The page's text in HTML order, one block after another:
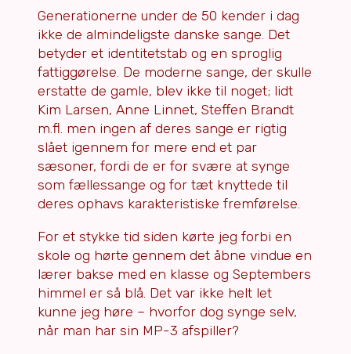
Generationerne under de 50 kender i dag
ikke de almindeligste danske sange. Det
betyder et identitetstab og en sproglig
fattiggørelse. De moderne sange, der skulle
erstatte de gamle, blev ikke til noget; lidt
Kim Larsen, Anne Linnet, Steffen Brandt
m.fl. men ingen af deres sange er rigtig
slået igennem for mere end et par
sæsoner, fordi de er for svære at synge
som fællessange og for tæt knyttede til
deres ophavs karakteristiske fremførelse.
For et stykke tid siden kørte jeg forbi en
skole og hørte gennem det åbne vindue en
lærer bakse med en klasse og Septembers
himmel er så blå. Det var ikke helt let
kunne jeg høre – hvorfor dog synge selv,
når man har sin MP-3 afspiller?